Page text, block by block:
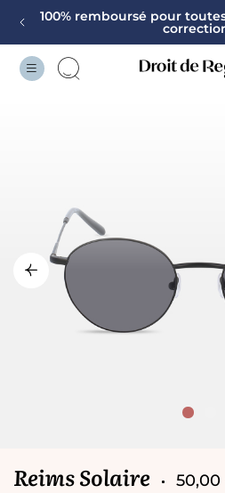
100% remboursé pour
Vos Lunettes
Reims Solaire